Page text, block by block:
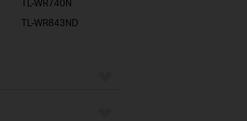
TL-WR740N
TL-WR843ND